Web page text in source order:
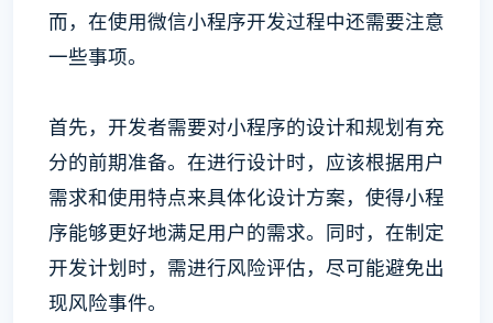
而，在使用微信小程序开发过程中还需要注意
一些事项。
首先，开发者需要对小程序的设计和规划有充
分的前期准备。在进行设计时，应该根据用户
需求和使用特点来具体化设计方案，使得小程
序能够更好地满足用户的需求。同时，在制定
开发计划时，需进行风险评估，尽可能避免出
现风险事件。